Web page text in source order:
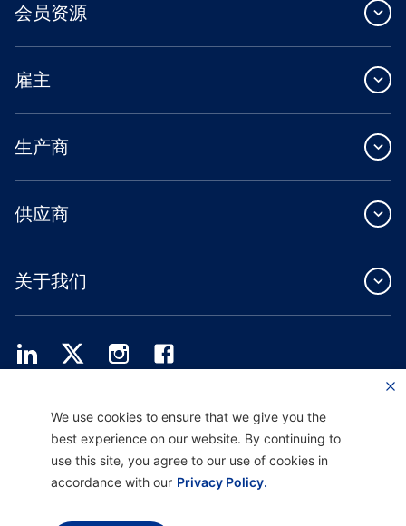
会员资源
雇主
生产商
供应商
关于我们
Providence Health Plan 提供商业团体、个人健康保障和 ASO 服务。
Providence Health Assurance 是一家 HMO、HMO-POS 和 HMO SNP，与
Medicare 和俄勒冈州健康计划签有合同。Providence Health Assurance 的注册取决
于合同续约。
We use cookies to ensure that we give you the
best experience on our website. By continuing to
use this site, you agree to our use of cookies in
accordance with our Privacy Policy.